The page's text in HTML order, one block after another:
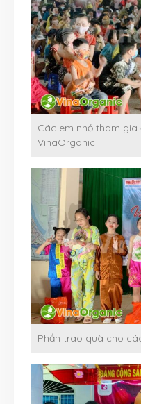
Các em nhỏ tham
VinaOrganic
Phần trao quà cho